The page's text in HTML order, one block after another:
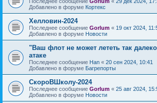
Добавлено в форуме Кортекс
Хелловин-2024
Последнее сообщение Gorlum « 19 окт 2024,
Добавлено в форуме Новости
"Ваш флот не может лететь так
атаке
Последнее сообщение Han « 20 сен 2024, 10:41
Добавлено в форуме Багрепорты
СкороВШколу-2024
Последнее сообщение Gorlum « 25 авг 2024,
Добавлено в форуме Новости